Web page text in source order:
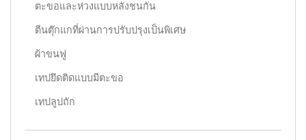
ตะขอและห่วงแบบหลังชนกัน
ตีนตุ๊กแกที่ผ่านการปรับปรุงเป็นพิเศษ
ผ้าขนฟู
เทปยึดติดแบบมีตะขอ
เทปลูปถัก